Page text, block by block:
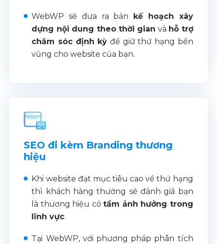
WebWP sẽ đưa ra bản kế hoạch xây
dựng nội dung theo thời gian và hỗ trợ
chăm sóc định kỳ để giữ thứ hạng bền
vũng cho website của bạn.
SEO đi kèm Branding thương
hiệu
Khi website đạt mục tiêu cao về thứ hạng
thì khách hàng thường sẽ đánh giá bạn
là thương hiệu cótầm ảnh hưởng trong
lĩnh vực.
Tại WebWP, với phương pháp phân tích